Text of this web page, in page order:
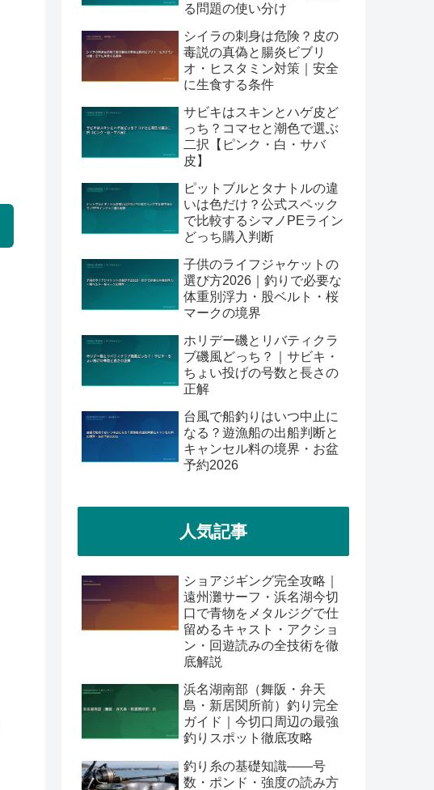
る問題の使い分け
シイラの刺身は危険？皮の
毒説の真偽と腸炎ビブリ
オ・ヒスタミン対策｜安全
に生食する条件
サビキはスキンとハゲ皮ど
っち？コマセと潮色で選ぶ
二択【ピンク・白・サバ
皮】
ピットブルとタナトルの違
いは色だけ？公式スペック
で比較するシマノPEライン
どっち購入判断
子供のライフジャケットの
選び方2026｜釣りで必要な
体重別浮力・股ベルト・桜
マークの境界
ホリデー磯とリバティクラ
ブ磯風どっち？｜サビキ・
ちょい投げの号数と長さの
正解
台風で船釣りはいつ中止に
なる？遊漁船の出船判断と
キャンセル料の境界・お盆
予約2026
人気記事
ショアジギング完全攻略｜
遠州灘サーフ・浜名湖今切
口で青物をメタルジグで仕
留めるキャスト・アクショ
ン・回遊読みの全技術を徹
底解説
浜名湖南部（舞阪・弁天
島・新居関所前）釣り完全
ガイド｜今切口周辺の最強
釣りスポット徹底攻略
釣り糸の基礎知識——号
数・ポンド・強度の読み方